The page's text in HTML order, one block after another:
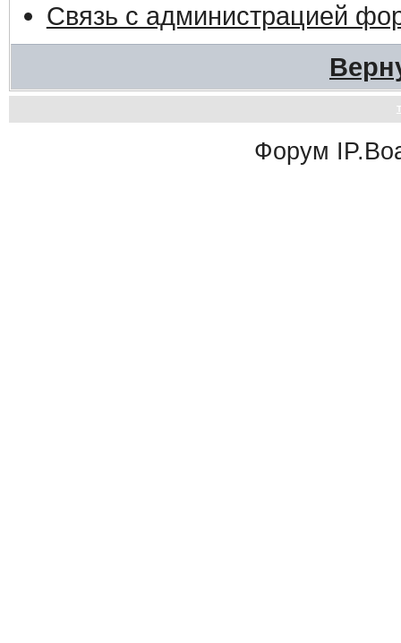
Связь с администрацией
Форум